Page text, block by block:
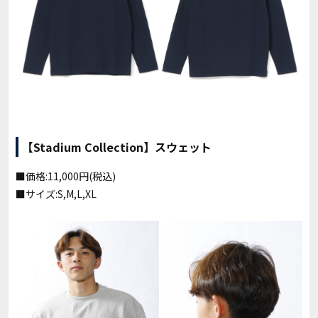
【Stadium Collection】スウェット
■価格:11,000円(税込)
■サイズ:S,M,L,XL